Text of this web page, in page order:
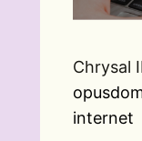
Chrysal
internet